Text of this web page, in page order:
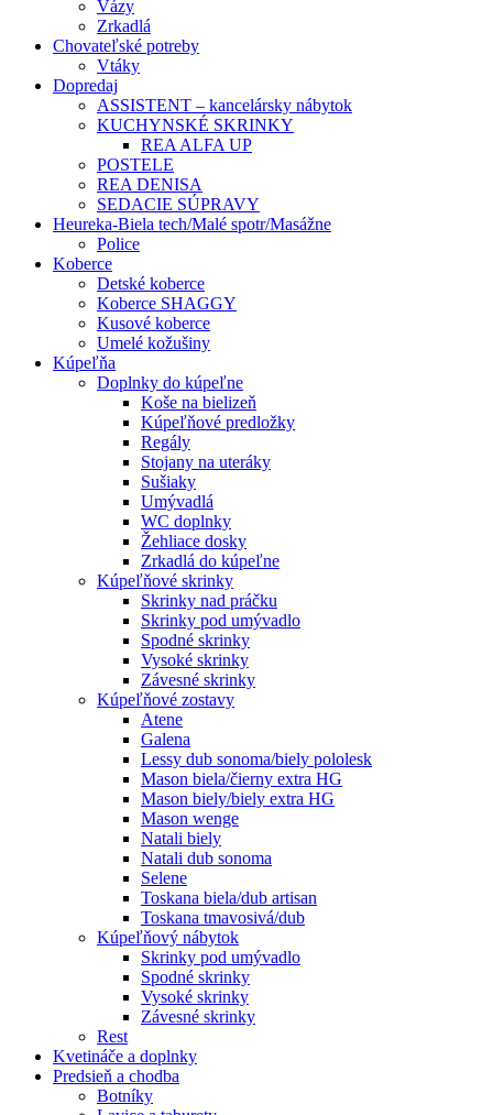
Vázy
Zrkadlá
Chovateľské potreby
Vtáky
Dopredaj
ASSISTENT – kancelársky nábytok
KUCHYNSKÉ SKRINKY
REA ALFA UP
POSTELE
REA DENISA
SEDACIE SÚPRAVY
Heureka-Biela tech/Malé spotr/Masážne
Police
Koberce
Detské koberce
Koberce SHAGGY
Kusové koberce
Umelé kožušiny
Kúpeľňa
Doplnky do kúpeľne
Koše na bielizeň
Kúpeľňové predložky
Regály
Stojany na uteráky
Sušiaky
Umývadlá
WC doplnky
Žehliace dosky
Zrkadlá do kúpeľne
Kúpeľňové skrinky
Skrinky nad práčku
Skrinky pod umývadlo
Spodné skrinky
Vysoké skrinky
Závesné skrinky
Kúpeľňové zostavy
Atene
Galena
Lessy dub sonoma/biely pololesk
Mason biela/čierny extra HG
Mason biely/biely extra HG
Mason wenge
Natali biely
Natali dub sonoma
Selene
Toskana biela/dub artisan
Toskana tmavosivá/dub
Kúpeľňový nábytok
Skrinky pod umývadlo
Spodné skrinky
Vysoké skrinky
Závesné skrinky
Rest
Kvetináče a doplnky
Predsieň a chodba
Botníky